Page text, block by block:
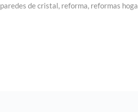
paredes de cristal, reforma, reformas